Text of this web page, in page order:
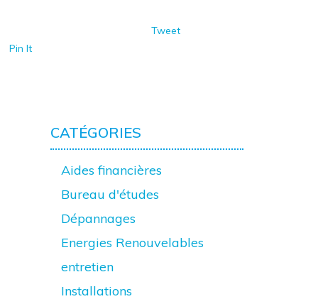
Tweet
Pin It
CATÉGORIES
Aides financières
Bureau d'études
Dépannages
Energies Renouvelables
entretien
Installations